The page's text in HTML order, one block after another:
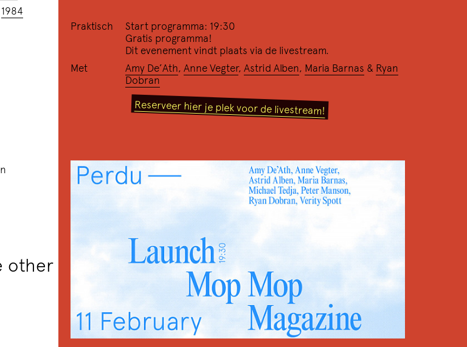
1984
other
Praktisch
Start programma: 19:30
Gratis programma!
Dit evenement vindt plaats via de livestream.
Met
Amy De’Ath, Anne Vegter, Astrid Alben, Maria Barnas & Ryan
Dobran
Reserveer hier je plek voor de livestream!